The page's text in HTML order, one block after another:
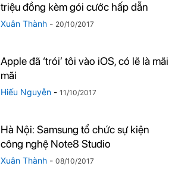
triệu đồng kèm gói cước hấp dẫn
Xuân Thành - 20/10/2017
Apple đã ‘trói’ tôi vào iOS, có lẽ là mãi
mãi
Hiếu Nguyễn - 11/10/2017
Hà Nội: Samsung tổ chức sự kiện
công nghệ Note8 Studio
Xuân Thành - 08/10/2017